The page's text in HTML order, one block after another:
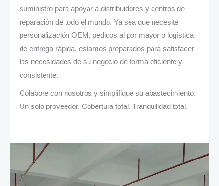
suministro para apoyar a distribuidores y centros de
reparación de todo el mundo. Ya sea que necesite
personalización OEM, pedidos al por mayor o logística
de entrega rápida, estamos preparados para satisfacer
las necesidades de su negocio de forma eficiente y
consistente.
Colabore con nosotros y simplifique su abastecimiento.
Un solo proveedor. Cobertura total. Tranquilidad total.